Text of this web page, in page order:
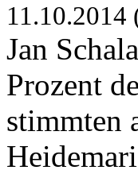
11.10.2014
Jan
Prozent
stimmten